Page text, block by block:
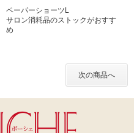
ペーパーショーツL
サロン消耗品のストックがおすす
め
次の商品へ